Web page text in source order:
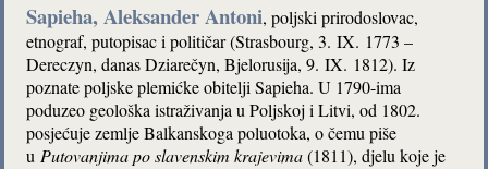
Sapieha, Aleksander Antoni, poljski prirodoslovac,
etnograf, putopisac i političar (Strasbourg, 3. IX. 1773 –
Dereczyn, danas Dziarečyn, Bjelorusija, 9. IX. 1812). Iz
poznate poljske plemićke obitelji Sapieha. U 1790-ima
poduzeo geološka istraživanja u Poljskoj i Litvi, od 1802.
posjećuje zemlje Balkanskoga poluotoka, o čemu piše
u Putovanjima po slavenskim krajevima(1811), djelu koje je